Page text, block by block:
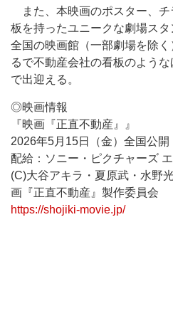
また、本映画のポスター、チ
板を持ったユニークな劇場ス
全国の映画館（一部劇場を除
るで不動産会社の看板のよう
で出迎える。
◎映画情報
『映画『正直不動産』』
2026年5月15日（金）全国公開
配給：ソニー・ピクチャーズ
(C)大谷アキラ・夏原武・水野
画『正直不動産』製作委員会
https://shojiki-movie.jp/